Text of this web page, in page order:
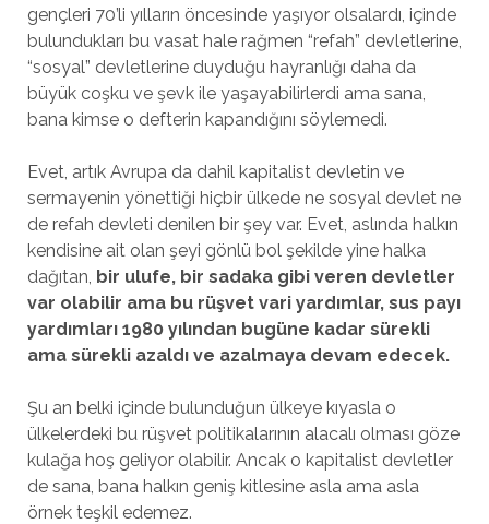
gençleri 70’li yılların öncesinde yaşıyor olsalardı, içinde
bulundukları bu vasat hale rağmen “refah” devletlerine,
“sosyal” devletlerine duyduğu hayranlığı daha da
büyük coşku ve şevk ile yaşayabilirlerdi ama sana,
bana kimse o defterin kapandığını söylemedi.
Evet, artık Avrupa da dahil kapitalist devletin ve
sermayenin yönettiği hiçbir ülkede ne sosyal devlet ne
de refah devleti denilen bir şey var. Evet, aslında halkın
kendisine ait olan şeyi gönlü bol şekilde yine halka
dağıtan, bir ulufe, bir sadaka gibi veren devletler
var olabilir ama bu rüşvet vari yardımlar, sus payı
yardımları 1980 yılından bugüne kadar sürekli
ama sürekli azaldı ve azalmaya devam edecek.
Şu an belki içinde bulunduğun ülkeye kıyasla o
ülkelerdeki bu rüşvet politikalarının alacalı olması göze
kulağa hoş geliyor olabilir. Ancak o kapitalist devletler
de sana, bana halkın geniş kitlesine asla ama asla
örnek teşkil edemez.